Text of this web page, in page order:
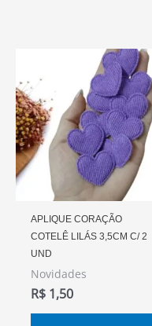
APLIQUE CORAÇÃO
COTELÊ LILÁS 3,5CM C/ 2
UND
Novidades
R$ 1,50